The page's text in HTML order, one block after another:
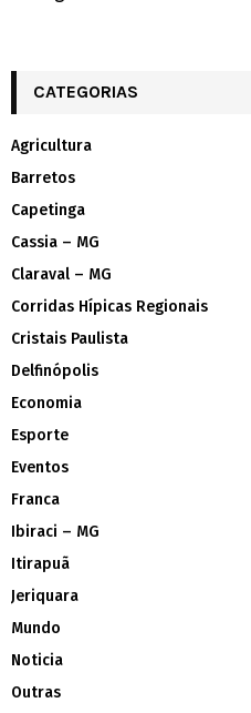
CATEGORIAS
Agricultura
Barretos
Capetinga
Cassia – MG
Claraval – MG
Corridas Hípicas Regionais
Cristais Paulista
Delfinópolis
Economia
Esporte
Eventos
Franca
Ibiraci – MG
Itirapuã
Jeriquara
Mundo
Noticia
Outras